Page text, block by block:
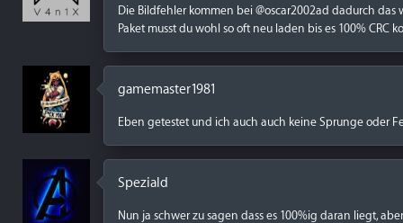
Die Bildfehler kommen bei @oscar2002ad dadurch
Paket musst du wohl so oft neu laden bis es 100% CRC
gamemaster1981
Eben getestet und ich auch auch keine Sprunge oder
Speziald
Nun ja schwer zu sagen dass es 100%ig daran liegt,